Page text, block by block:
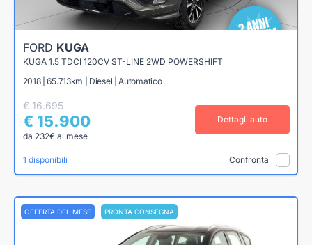
FORD KUGA
KUGA 1.5 TDCI 120CV ST-LINE 2WD POWERSHIFT
2018 | 65.713km | Diesel | Automatico
€ 16.695
€ 15.900
da 232€ al mese
Dettagli auto
1 disponibili Confronta
OFFERTA DEL MESE PRONTA CONSEGNA